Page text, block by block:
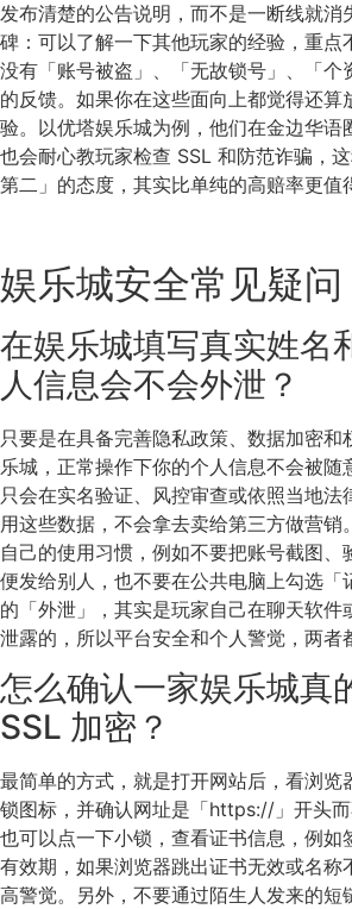
发布清楚的公告说明，而不是一断线就消
碑：可以了解一下其他玩家的经验，重点
没有「账号被盗」、「无故锁号」、「个
的反馈。如果你在这些面向上都觉得还算
验。以优塔娱乐城为例，他们在金边华语
也会耐心教玩家检查 SSL 和防范诈骗，
第二」的态度，其实比单纯的高赔率更值
娱乐城安全常见疑问
在娱乐城填写真实姓名
人信息会不会外泄？
只要是在具备完善隐私政策、数据加密和
乐城，正常操作下你的个人信息不会被随
只会在实名验证、风控审查或依照当地法
用这些数据，不会拿去卖给第三方做营销
自己的使用习惯，例如不要把账号截图、
便发给别人，也不要在公共电脑上勾选「
的「外泄」，其实是玩家自己在聊天软件
泄露的，所以平台安全和个人警觉，两者
怎么确认一家娱乐城真
SSL 加密？
最简单的方式，就是打开网站后，看浏览
锁图标，并确认网址是「https://」开头
也可以点一下小锁，查看证书信息，例如
有效期，如果浏览器跳出证书无效或名称
高警觉。另外，不要通过陌生人发来的短